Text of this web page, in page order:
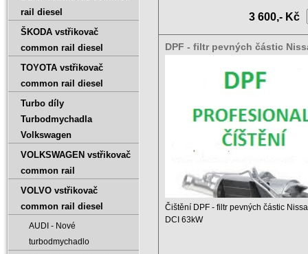
3 600,- Kč
DPF - filtr pevných částic
Čištění DPF - filtr pevných částic
DCI 63kW
rail diesel
ŠKODA vstřikovač
common rail diesel
TOYOTA vstřikovač
common rail diesel
Turbo díly
Turbodmychadla
Volkswagen
VOLKSWAGEN vstřikovač
common rail
VOLVO vstřikovač
common rail diesel
AUDI - Nové
turbodmychadlo